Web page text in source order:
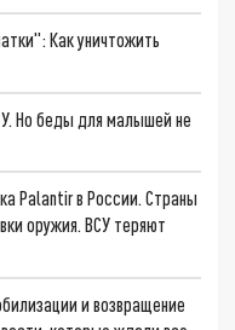
Как уничтожить
Но беды для малышей не
Palantir в России. Страны
оружия. ВСУ теряют
и возвращение